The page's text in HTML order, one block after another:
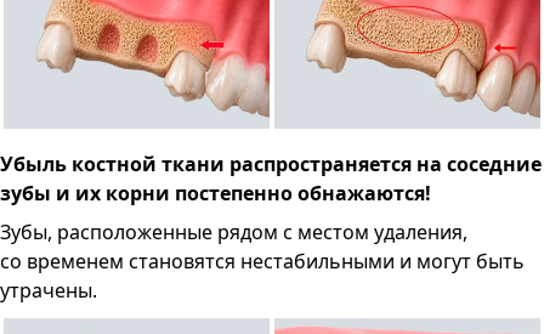
Убыль костной ткани распространяется на соседние
зубы и их корни постепенно обнажаются!
Зубы, расположенные рядом с местом удаления,
со временем становятся нестабильными и могут быть
утрачены.